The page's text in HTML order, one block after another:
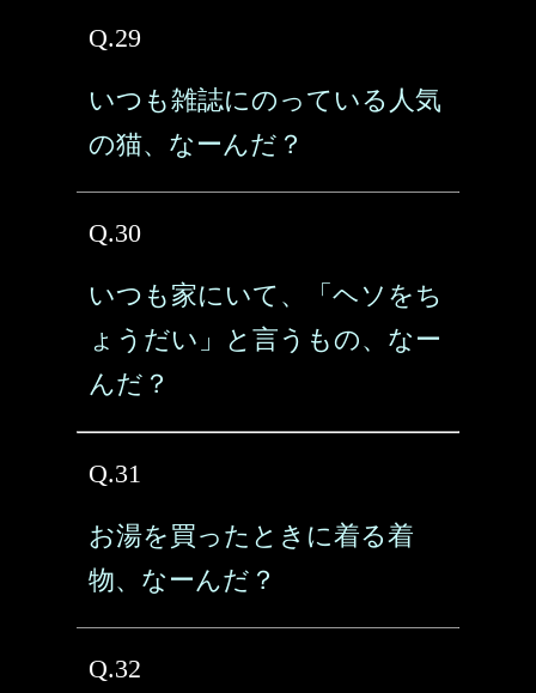
Q.29
いつも雑誌にのっている人気
の猫、なーんだ？
Q.30
いつも家にいて、「ヘソをち
ょうだい」と言うもの、なー
んだ？
Q.31
お湯を買ったときに着る着
物、なーんだ？
Q.32